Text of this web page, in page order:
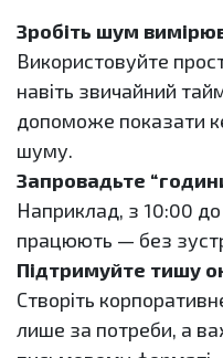
Зробіть шум
Використовуйте
навіть звичайний
допоможе показати
шуму.
Запровадьте
Наприклад, з 10:00
працюють — без
Підтримуйте тишу
Створіть
лише за потреби, а